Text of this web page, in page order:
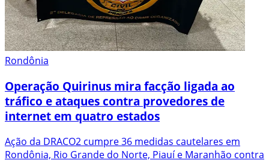
Rondônia
Operação Quirinus mira facção ligada ao
tráfico e ataques contra provedores de
internet em quatro estados
Ação da DRACO2 cumpre 36 medidas cautelares em
Rondônia, Rio Grande do Norte, Piauí e Maranhão contra